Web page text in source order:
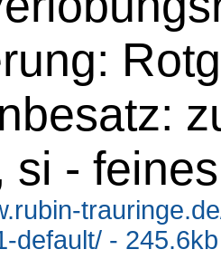
si -
default/ - 245.6kb